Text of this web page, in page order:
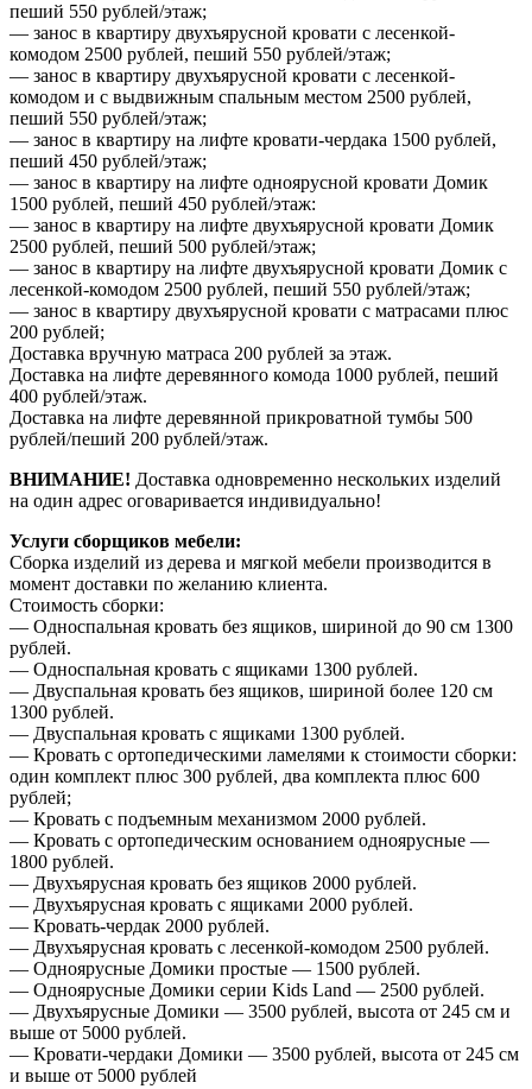
пеший 550 рублей/этаж;
— занос в квартиру двухъярусной кровати с лесенкой-
комодом 2500 рублей, пеший 550 рублей/этаж;
— занос в квартиру двухъярусной кровати с лесенкой-
комодом и с выдвижным спальным местом 2500 рублей,
пеший 550 рублей/этаж;
— занос в квартиру на лифте кровати-чердака 1500 рублей,
пеший 450 рублей/этаж;
— занос в квартиру на лифте одноярусной кровати Домик
1500 рублей, пеший 450 рублей/этаж:
— занос в квартиру на лифте двухъярусной кровати Домик
2500 рублей, пеший 500 рублей/этаж;
— занос в квартиру на лифте двухъярусной кровати Домик с
лесенкой-комодом 2500 рублей, пеший 550 рублей/этаж;
— занос в квартиру двухъярусной кровати с матрасами плюс
200 рублей;
Доставка вручную матраса 200 рублей за этаж.
Доставка на лифте деревянного комода 1000 рублей, пеший
400 рублей/этаж.
Доставка на лифте деревянной прикроватной тумбы 500
рублей/пеший 200 рублей/этаж.
ВНИМАНИЕ! Доставка одновременно нескольких изделий
на один адрес оговаривается индивидуально!
Услуги сборщиков мебели:
Сборка изделий из дерева и мягкой мебели производится в
момент доставки по желанию клиента.
Стоимость сборки:
— Односпальная кровать без ящиков, шириной до 90 см 1300
рублей.
— Односпальная кровать с ящиками 1300 рублей.
— Двуспальная кровать без ящиков, шириной более 120 см
1300 рублей.
— Двуспальная кровать с ящиками 1300 рублей.
— Кровать с ортопедическими ламелями к стоимости сборки:
один комплект плюс 300 рублей, два комплекта плюс 600
рублей;
— Кровать с подъемным механизмом 2000 рублей.
— Кровать с ортопедическим основанием одноярусные —
1800 рублей.
— Двухъярусная кровать без ящиков 2000 рублей.
— Двухъярусная кровать с ящиками 2000 рублей.
— Кровать-чердак 2000 рублей.
— Двухъярусная кровать с лесенкой-комодом 2500 рублей.
— Одноярусные Домики простые — 1500 рублей.
— Одноярусные Домики серии Kids Land — 2500 рублей.
— Двухъярусные Домики — 3500 рублей, высота от 245 см и
выше от 5000 рублей.
— Кровати-чердаки Домики — 3500 рублей, высота от 245 см
и выше от 5000 рублей